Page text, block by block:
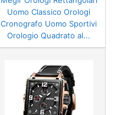
Uomo Classico Orologi
Cronografo Uomo Sportivi
Orologio Quadrato al...